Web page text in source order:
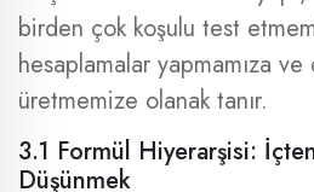
birden çok koşulu test
hesaplamalar yapmamıza
üretmemize olanak tanır.
3.1 Formül Hiyerarşisi:
Düşünmek